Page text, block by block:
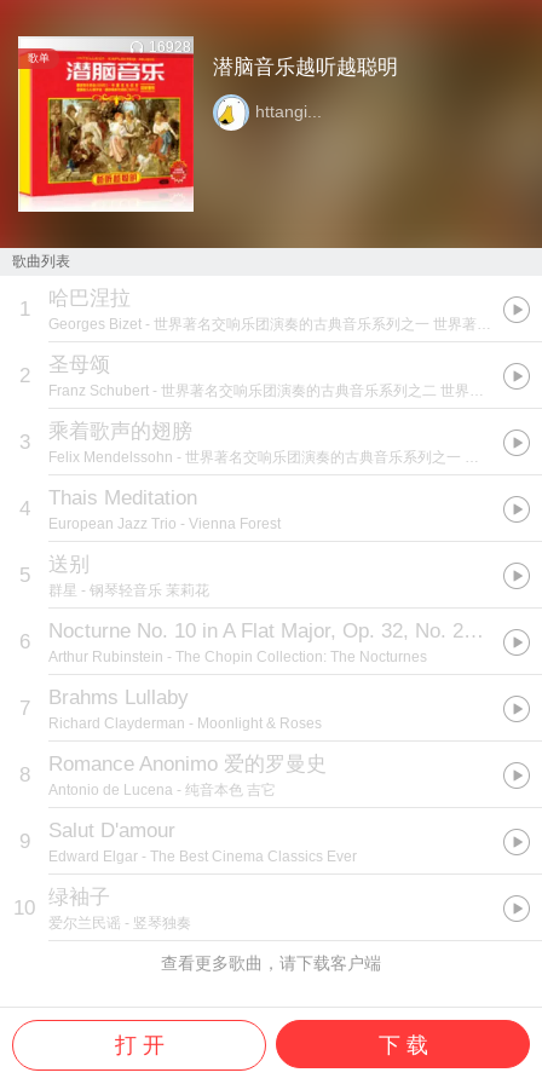
歌单
16928
潜脑音乐越听越聪明
httangi...
歌曲列表
1 哈巴涅拉
Georges Bizet - 世界著名交响乐团演奏的古典音乐系列之一 世界著名抒情音乐小品
2 圣母颂
Franz Schubert - 世界著名交响乐团演奏的古典音乐系列之二 世界著名婚礼音乐
3 乘着歌声的翅膀
Felix Mendelssohn - 世界著名交响乐团演奏的古典音乐系列之一 世界著名抒情音乐小品
4 Thais Meditation
European Jazz Trio - Vienna Forest
5 送别
群星 - 钢琴轻音乐 茉莉花
6 Nocturne No. 10 in A Flat Major, Op. 32, No. 2
( 肖邦
Arthur Rubinstein - The Chopin Collection: The Nocturnes
7 Brahms Lullaby
Richard Clayderman - Moonlight & Roses
8 Romance Anonimo 爱的罗曼史
Antonio de Lucena - 纯音本色 吉它
9 Salut D'amour
Edward Elgar - The Best Cinema Classics Ever
10 绿袖子
爱尔兰民谣 - 竖琴独奏
查看更多歌曲，请下载客户端
打 开 下 载